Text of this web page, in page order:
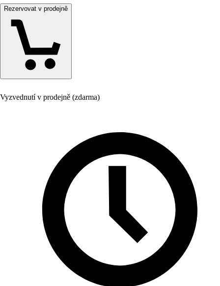
Rezervovat v prodejně
Vyzvednutí v prodejně (zdarma)